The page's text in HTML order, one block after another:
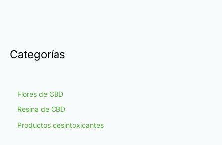
Categorías
Flores de CBD
Resina de CBD
Productos desintoxicantes